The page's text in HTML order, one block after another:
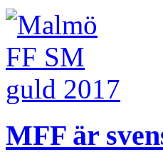
MFF är